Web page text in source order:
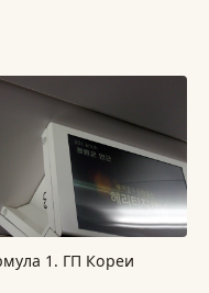
1. ГП Кореи